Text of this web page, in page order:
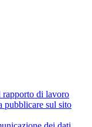
rapporto di lavoro
pubblicare sul sito